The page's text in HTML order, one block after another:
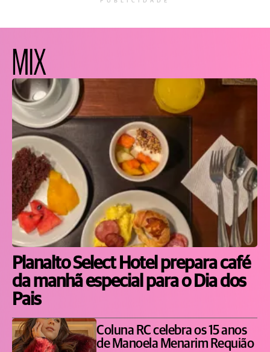
MIX
Planalto Select Hotel prepara café
da manhã especial para o Dia dos
Pais
Coluna RC celebra os 15 anos
de Manoela Menarim Requião